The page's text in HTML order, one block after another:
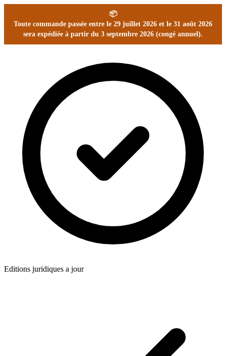
📦
Toute commande passée entre le 29 juillet 2026 et le 31 août 2026
sera expédiée à partir du 3 septembre 2026 (congé annuel).
Editions juridiques a jour